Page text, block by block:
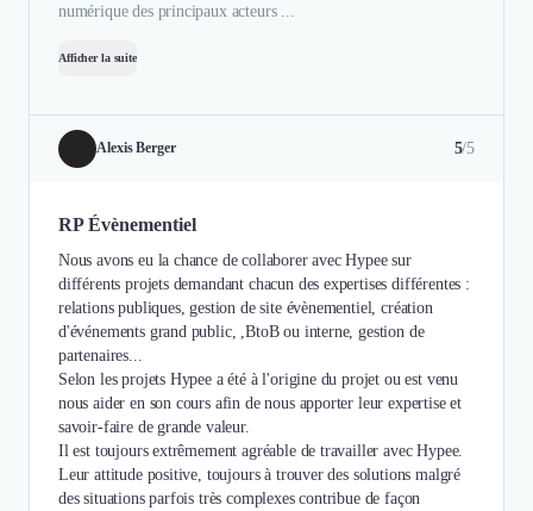
numérique des principaux acteurs ...
Afficher la suite
Alexis Berger 5/5
RP Évènementiel
Nous avons eu la chance de collaborer avec Hypee sur
différents projets demandant chacun des expertises différentes :
relations publiques, gestion de site évènementiel, création
d'événements grand public, ,BtoB ou interne, gestion de
partenaires...
Selon les projets Hypee a été à l'origine du projet ou est venu
nous aider en son cours afin de nous apporter leur expertise et
savoir-faire de grande valeur.
Il est toujours extrêmement agréable de travailler avec Hypee.
Leur attitude positive, toujours à trouver des solutions malgré
des situations parfois très complexes contribue de façon